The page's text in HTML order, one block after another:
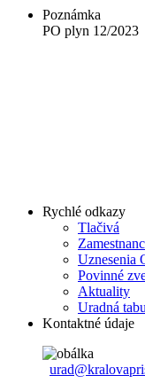
Poznámka
PO plyn 12/2023
Rychlé odkazy
Tlačivá
Uznesenia
Povinné
Aktuality
Uradná
Kontaktné údaje